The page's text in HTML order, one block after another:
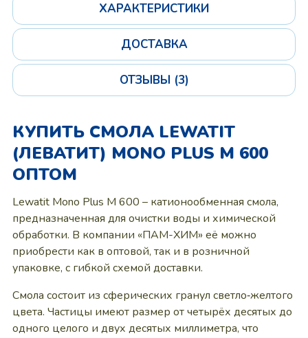
ХАРАКТЕРИСТИКИ
ДОСТАВКА
ОТЗЫВЫ (3)
КУПИТЬ СМОЛА LEWATIT
(ЛЕВАТИТ) MONO PLUS M 600
ОПТОМ
Lewatit Mono Plus M 600 – катионообменная смола,
предназначенная для очистки воды и химической
обработки. В компании «ПАМ-ХИМ» её можно
приобрести как в оптовой, так и в розничной
упаковке, с гибкой схемой доставки.
Смола состоит из сферических гранул светло‑желтого
цвета. Частицы имеют размер от четырёх десятых до
одного целого и двух десятых миллиметра, что